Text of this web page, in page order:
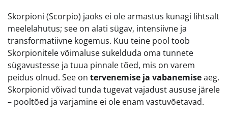
Skorpioni (Scorpio) jaoks ei ole armastus kunagi lihtsalt
meelelahutus; see on alati sügav, intensiivne ja
transformatiivne kogemus. Kuu teine pool toob
Skorpionitele võimaluse sukelduda oma tunnete
sügavustesse ja tuua pinnale tõed, mis on varem
peidus olnud. See on tervenemise ja vabanemiseaeg.
Skorpionid võivad tunda tugevat vajadust aususe järele
– pooltõed ja varjamine ei ole enam vastuvõetavad.